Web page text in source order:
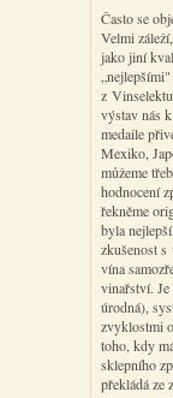
Často se
Velmi
jako jiní
z
výstav nás
medaile
Mexiko,
můžeme
hodnocení
řekněme
byla
zkušenost
vína
vinařství.
úrodná),
zvyklostmi
toho, kdy
sklepního
překládá ze